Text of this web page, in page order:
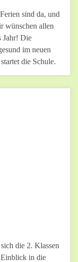
sind da, und
wünschen allen
Jahr! Die
im neuen
die Schule.
die 2. Klassen
in die